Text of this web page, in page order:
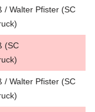
/ Walter Pfister (SC
(SC
/ Walter Pfister (SC